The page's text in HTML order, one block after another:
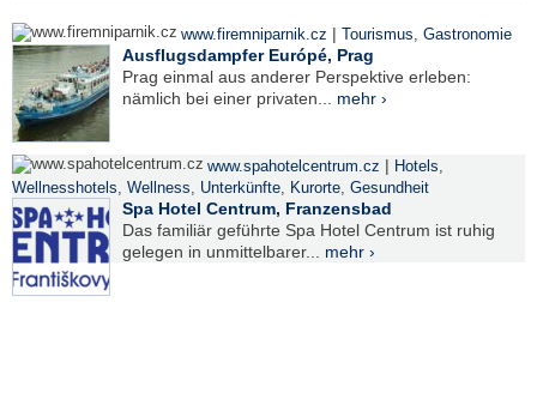
www.firemniparnik.cz | Tourismus, Gastronomie
Ausflugsdampfer Európé, Prag
Prag einmal aus anderer Perspektive erleben:
nämlich bei einer privaten... mehr ›
www.spahotelcentrum.cz | Hotels,
Wellnesshotels, Wellness, Unterkünfte, Kurorte, Gesundheit
Spa Hotel Centrum, Franzensbad
Das familiär geführte Spa Hotel Centrum ist ruhig
gelegen in unmittelbarer... mehr ›